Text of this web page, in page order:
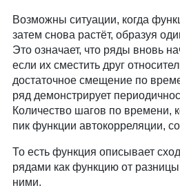
Возможны ситуации, когда
затем снова растёт, образуя
Это означает, что ряды вновь
если их сместить друг
достаточное смещение по
ряд демонстрирует
Количество шагов по времени,
пик функции автокорреляции,
То есть функция описывает
рядами как функцию от
ними.